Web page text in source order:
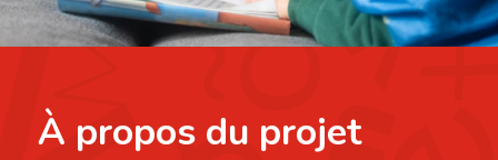
À propos du projet